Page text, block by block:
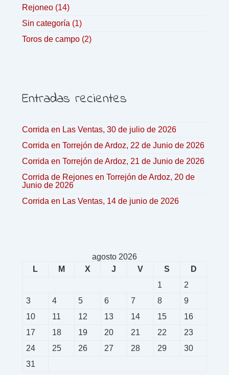
Rejoneo (14)
Sin categoría (1)
Toros de campo (2)
Entradas recientes
Corrida en Las Ventas, 30 de julio de 2026
Corrida en Torrejón de Ardoz, 22 de Junio de 2026
Corrida en Torrejón de Ardoz, 21 de Junio de 2026
Corrida de Rejones en Torrejón de Ardoz, 20 de
Junio de 2026
Corrida en Las Ventas, 14 de junio de 2026
agosto 2026
L
M X J V S
D
1
2
3
4 5 6 7 8
9
10
11 12 13 14 15
16
17
18 19 20 21 22
23
24
25 26 27 28 29
30
31